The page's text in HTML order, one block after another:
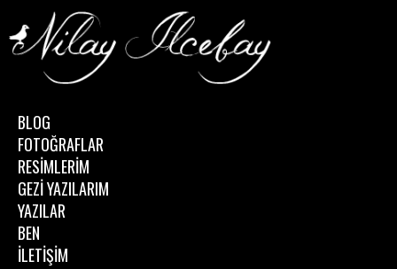
BLOG
FOTOĞRAFLAR
RESİMLERİM
GEZİ YAZILARIM
YAZILAR
BEN
İLETİŞİM